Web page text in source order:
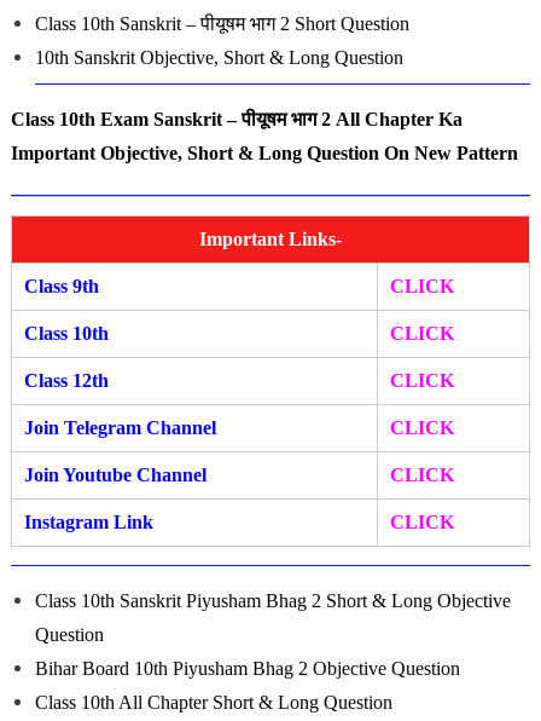
Class 10th Sanskrit – पीयूषम भाग 2 ShortQuestion
10th SanskritObjective, Short & LongQuestion
Class 10th Exam Sanskrit – पीयूषम भाग 2 All Chapter Ka
Important Objective, Short & Long Question On New Pattern
Important Links-
Class 9th CLICK
Class 10th CLICK
Class 12th CLICK
Join Telegram Channel CLICK
Join Youtube Channel CLICK
Instagram Link CLICK
Class 10th Sanskrit Piyusham Bhag 2 Short & LongObjective
Question
Bihar Board 10th PiyushamBhag 2 Objective Question
Class 10th All Chapter Short & LongQuestion